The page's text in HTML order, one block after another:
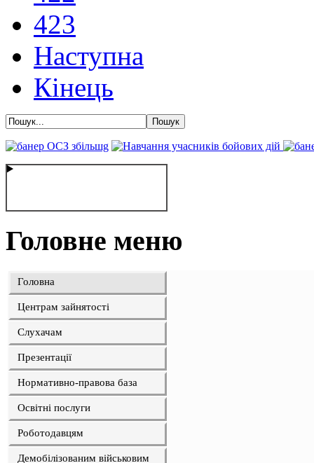
423
Наступна
Кінець
Головне меню
Головна
Центрам зайнятості
Слухачам
Презентації
Нормативно-правова база
Освітні послуги
Роботодавцям
Демобілізованим військовим